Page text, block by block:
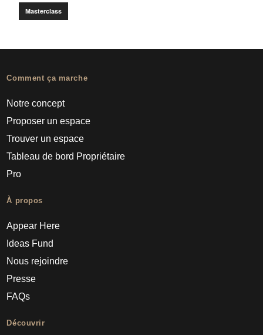
Masterclass
Comment ça marche
Notre concept
Proposer un espace
Trouver un espace
Tableau de bord Propriétaire
Pro
À propos
Appear Here
Ideas Fund
Nous rejoindre
Presse
FAQs
Découvrir